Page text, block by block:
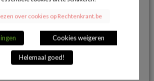
en blijf op de hoogte
actualiteit.
over cookies op Rechtenkrant.be
Cookies weigeren
Helemaal goed!